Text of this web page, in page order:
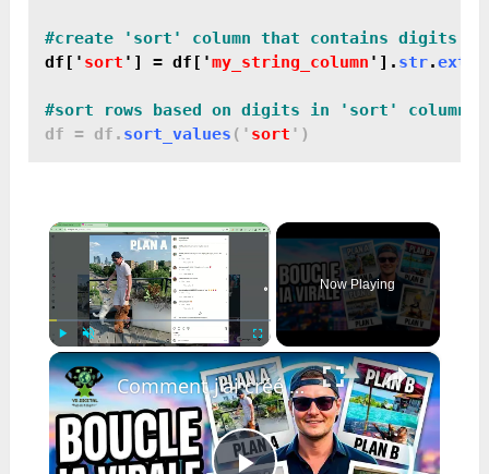
df[' sort '] = df['my_string_column ']. str.
df = df. sort_values (' sort
×
Play Unmute Fullscreen
Now Playing
×
Comment j'ai créé la vidéo virale Plan A Plan B en boucle avec l'IA (Tutoriel FlexClip complet)